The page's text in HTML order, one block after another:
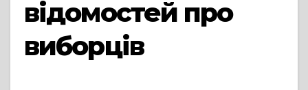
відомостей про
виборців